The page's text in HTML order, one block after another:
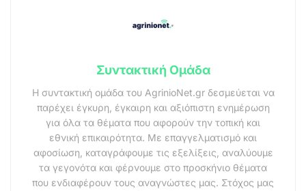
Συντακτική Ομάδα
Η συντακτική ομάδα του AgrinioNet.gr δεσμεύεται να
παρέχει έγκυρη, έγκαιρη και αξιόπιστη ενημέρωση
για όλα τα θέματα που αφορούν την τοπική και
εθνική επικαιρότητα. Με επαγγελματισμό και
αφοσίωση, καταγράφουμε τις εξελίξεις, αναλύουμε
τα γεγονότα και φέρνουμε στο προσκήνιο θέματα
που ενδιαφέρουν τους αναγνώστες μας. Στόχος μας